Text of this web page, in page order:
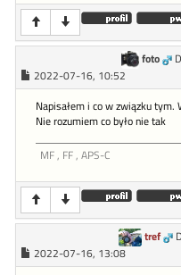
foto
2022-07-16, 10:52
Napisałem i co w związku tym.
Nie rozumiem co było nie tak
MF , FF , APS-C
tref
2022-07-16, 13:08